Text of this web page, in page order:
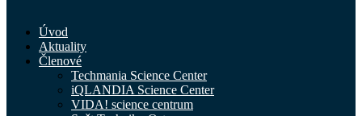
Úvod
Aktuality
Členové
Techmania Science Center
iQLANDIA Science Center
VIDA! science centrum